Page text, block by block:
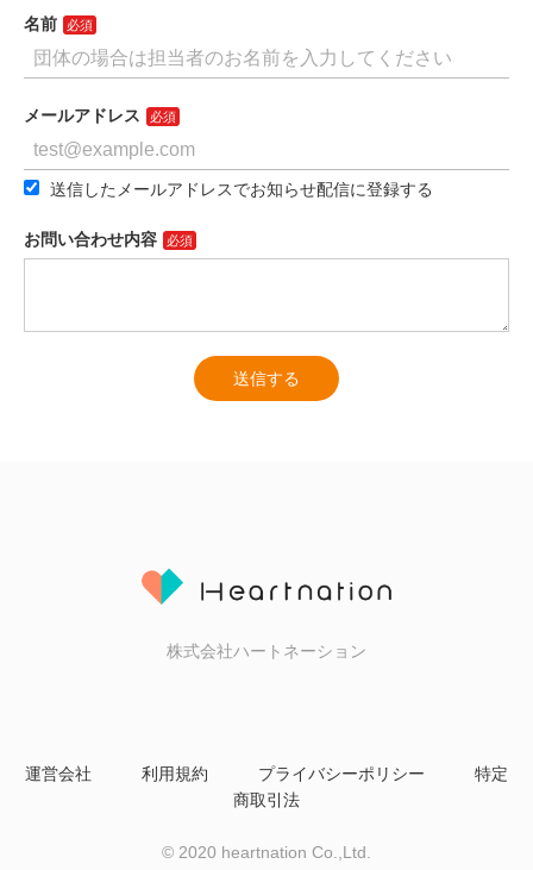
名前
メールアドレス
送信したメールアドレスでお知らせ配信に登録する
お問い合わせ内容
送信する
株式会社ハートネーション
運営会社 利用規約 プライバシーポリシー
特定
商取引法
© 2020 heartnation Co.,Ltd.